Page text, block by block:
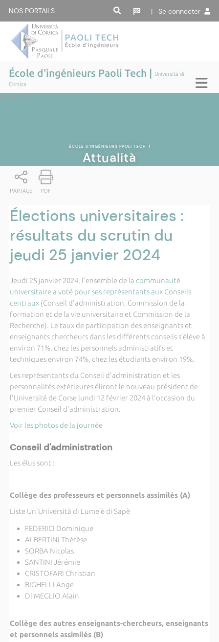
NOS PORTAILS : | Se connecter
École d'ingénieurs Paoli Tech |
Università di
Corsica
Attualità
ÉCOLE D'INGÉNIEURS PAOLI TECH |
Attualità
PARTAGE PDF
Élections universitaires :
résultats du scrutin du
jeudi 25 janvier 2024
Jeudi 25 janvier 2024, l'ensemble de la communauté
universitaire a voté pour ses représentants aux Conseils
centraux(Conseil d'administration, Commission de la
formation et de la vie universitaire et Commission de la
Recherche). Le taux de participation des enseignants et
enseignants chercheurs dans les différents conseils s’élève à
environ 71%, chez les personnels administratifs et
techniques environ 74%, chez les étudiants environ 19%.
Les représentants du Conseil d'administration et les
personnalités extérieures éliront le nouveau président de
l'Université de Corse lundi 12 février 2024 à l'occasion du
premier Conseil d'administration.
Voir les photos de la journée
Conseil d'administration
Les élus sont :
Collège des professeurs et personnels assimilés (A)
Liste Un'Università di Lume è di Sapè
FEDERICI Dominique
ALBERTINI Thérèse
SORBA Nicolas
SANTINI Jérémie
CRISTOFARI Christian
BIGHELLI Ange
Dl MEGLIO Alain
Collège des autres enseignants-chercheurs, enseignants
et personnels assimilés (B)